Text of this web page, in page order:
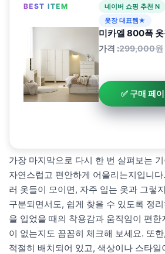
BEST ITEM
네이버 쇼핑 추천 N
옷장 대표템★
미카엘 800폭
가격 :299,000원
✅ 구매 페
가장 마지막으로 다시 한 번 살펴보는
자연스럽고 편안하게 어울리는지입니
러 옷들이 모이면, 자주 입는 옷과 그렇
구분되면서도, 쉽게 찾을 수 있도록 정
을 입었을 때의 착용감과 움직임이 편
이 없는지도 꼼꼼히 체크해 보세요. 또
적절히 배치되어 있고, 색상이나 스타